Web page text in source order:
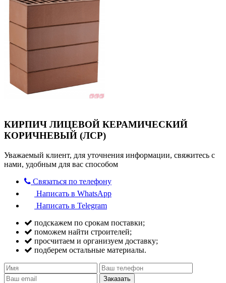
КИРПИЧ ЛИЦЕВОЙ КЕРАМИЧЕСКИЙ
КОРИЧНЕВЫЙ (ЛСР)
Уважаемый клиент, для уточнения информации, свяжитесь с
нами, удобным для вас способом
Связаться по телефону
Написать в WhatsApp
Написать в Telegram
подскажем по срокам поставки;
поможем найти строителей;
просчитаем и организуем доставку;
подберем остальные материалы.
Заказать